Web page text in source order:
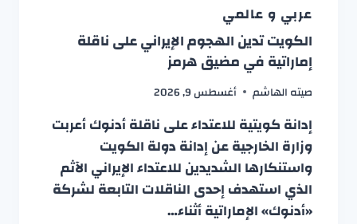
عربي و عالمي
الكويت تدين الهجوم الإيراني على ناقلة
إماراتية في مضيق هرمز
صيته الهاشم أغسطس 9, 2026
إدانة كويتية للاعتداء على ناقلة أدنوك أعربت
وزارة الخارجية عن إدانة دولة الكويت
واستنكارها الشديدين للاعتداء الإيراني الآثم
الذي استهدف إحدى الناقلات التابعة لشركة
«أدنوك» الإماراتية أثناء…